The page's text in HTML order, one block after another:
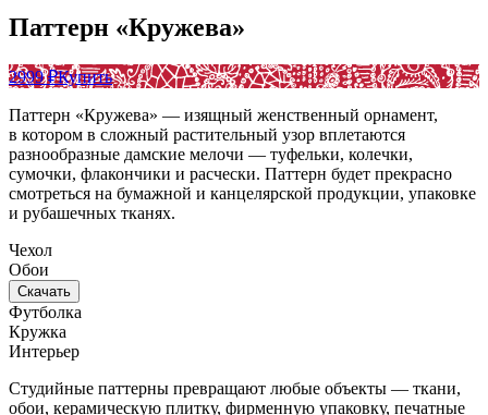
Паттерн «Кружева»
2999 ₽Купить
Паттерн «Кружева» — изящный женственный орнамент,
в котором в сложный растительный узор вплетаются
разнообразные дамские мелочи — туфельки, колечки,
сумочки, флакончики и расчески. Паттерн будет прекрасно
смотреться на бумажной и канцелярской продукции, упаковке
и рубашечных тканях.
Чехол
Обои
Скачать
Футболка
Кружка
Интерьер
Студийные паттерны превращают любые объекты — ткани,
обои, керамическую плитку, фирменную упаковку, печатные